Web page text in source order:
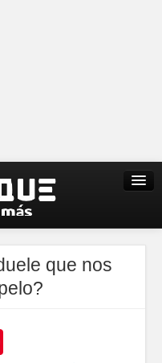
que nos